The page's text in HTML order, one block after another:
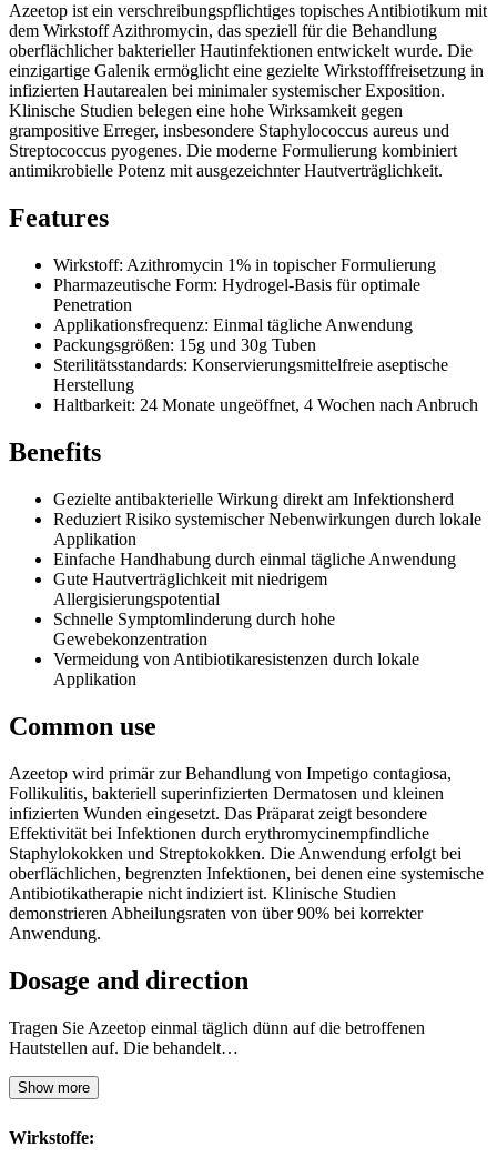
Azeetop ist ein verschreibungspflichtiges topisches Antibiotikum mit
dem Wirkstoff Azithromycin, das speziell für die Behandlung
oberflächlicher bakterieller Hautinfektionen entwickelt wurde. Die
einzigartige Galenik ermöglicht eine gezielte Wirkstofffreisetzung in
infizierten Hautarealen bei minimaler systemischer Exposition.
Klinische Studien belegen eine hohe Wirksamkeit gegen
grampositive Erreger, insbesondere Staphylococcus aureus und
Streptococcus pyogenes. Die moderne Formulierung kombiniert
antimikrobielle Potenz mit ausgezeichnter Hautverträglichkeit.
Features
Wirkstoff: Azithromycin 1% in topischer Formulierung
Pharmazeutische Form: Hydrogel-Basis für optimale
Penetration
Applikationsfrequenz: Einmal tägliche Anwendung
Packungsgrößen: 15g und 30g Tuben
Sterilitätsstandards: Konservierungsmittelfreie aseptische
Herstellung
Haltbarkeit: 24 Monate ungeöffnet, 4 Wochen nach Anbruch
Benefits
Gezielte antibakterielle Wirkung direkt am Infektionsherd
Reduziert Risiko systemischer Nebenwirkungen durch lokale
Applikation
Einfache Handhabung durch einmal tägliche Anwendung
Gute Hautverträglichkeit mit niedrigem
Allergisierungspotential
Schnelle Symptomlinderung durch hohe
Gewebekonzentration
Vermeidung von Antibiotikaresistenzen durch lokale
Applikation
Common use
Azeetop wird primär zur Behandlung von Impetigo contagiosa,
Follikulitis, bakteriell superinfizierten Dermatosen und kleinen
infizierten Wunden eingesetzt. Das Präparat zeigt besondere
Effektivität bei Infektionen durch erythromycinempfindliche
Staphylokokken und Streptokokken. Die Anwendung erfolgt bei
oberflächlichen, begrenzten Infektionen, bei denen eine systemische
Antibiotikatherapie nicht indiziert ist. Klinische Studien
demonstrieren Abheilungsraten von über 90% bei korrekter
Anwendung.
Dosage and direction
Tragen Sie Azeetop einmal täglich dünn auf die betroffenen
Hautstellen auf. Die behandelt…
Show more
Wirkstoffe: